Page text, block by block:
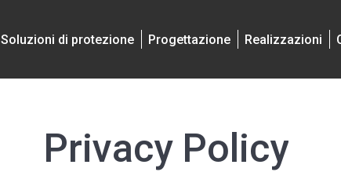
Soluzioni di protezione Progettazione Realizzazioni
Privacy Policy